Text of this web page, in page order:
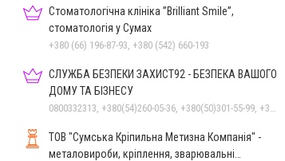
Стоматологічна клініка ”Brilliant Smile”,
стоматологія у Сумах
+380 (66) 196-87-93, +380 (542) 660-193
СЛУЖБА БЕЗПЕКИ ЗАХИСТ92 - БЕЗПЕКА ВАШОГО
ДОМУ ТА БІЗНЕСУ
ТОВ "Сумська Кріпильна Метизна Компанія" -
металовироби, кріплення, зварювальні